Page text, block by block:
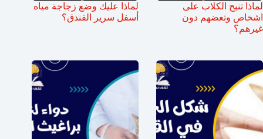
لماذا تنبح الكلاب على
اشخاص وتعضهم دون
غيرهم؟
لماذا عليك وضع زجاجة مياه
أسفل سرير الفندق؟